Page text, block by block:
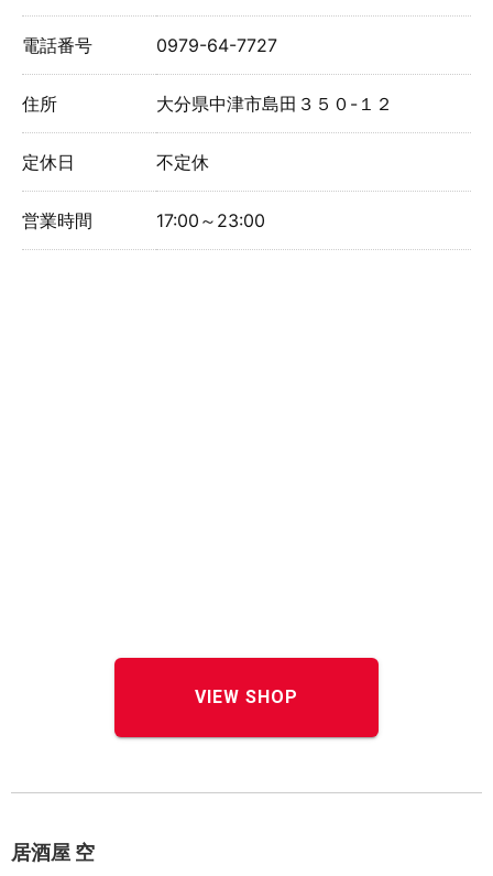
電話番号 0979-64-7727
住所 大分県中津市島田３５０-１２
定休日 不定休
営業時間 17:00～23:00
VIEW SHOP
居酒屋 空